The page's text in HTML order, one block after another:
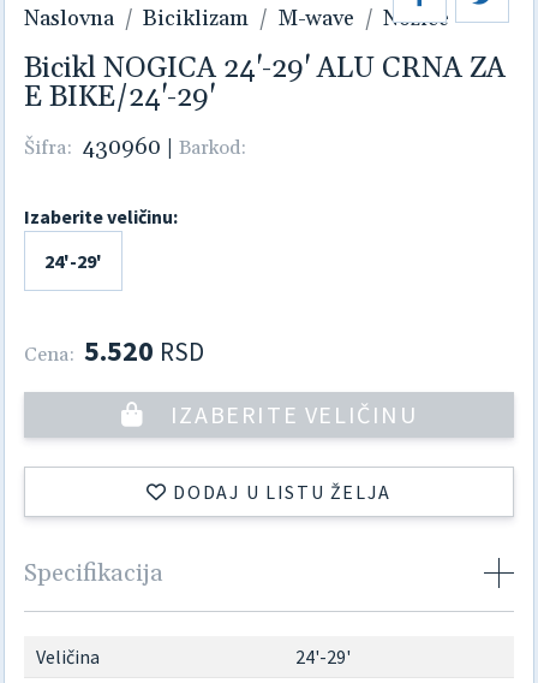
Naslovna Biciklizam M-wave Nožice
Bicikl NOGICA 24'-29' ALU CRNA ZA
E BIKE/24'-29'
Šifra: 430960 | Barkod:
Izaberite veličinu:
24'-29'
Cena: 5.520 RSD
IZABERITE VELIČINU
DODAJ U LISTU ŽELJA
Specifikacija
Veličina
24'-29'